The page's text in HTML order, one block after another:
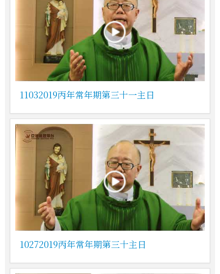
11032019丙年常年期第三十一主日
10272019丙年常年期第三十主日